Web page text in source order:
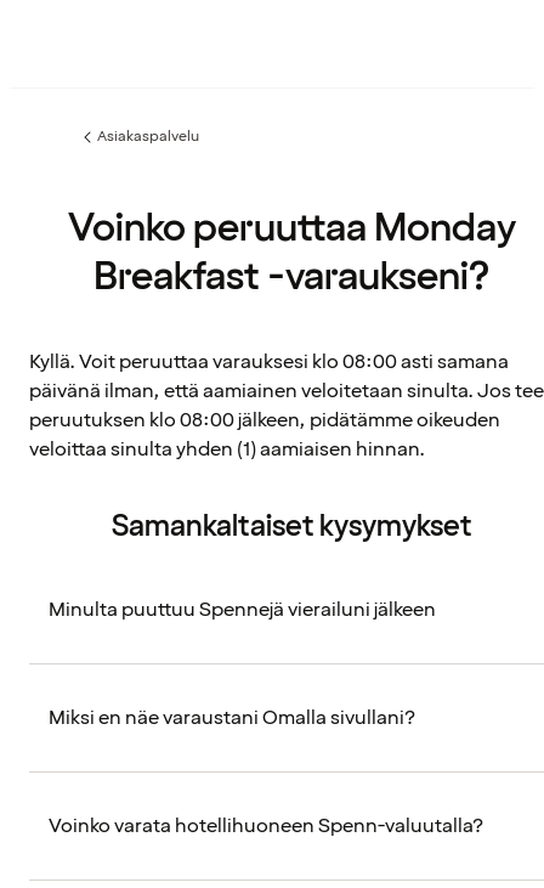
Edellinen
Asiakaspalvelu
Voinko peruuttaa Monday
Breakfast -varaukseni?
Kyllä. Voit peruuttaa varauksesi klo 08:00 asti samana
päivänä ilman, että aamiainen veloitetaan sinulta. Jos
peruutuksen klo 08:00 jälkeen, pidätämme oikeuden
veloittaa sinulta yhden (1) aamiaisen hinnan.
Samankaltaiset kysymykset
Minulta puuttuu Spennejä vierailuni jälkeen
Miksi en näe varaustani Omalla sivullani?
Voinko varata hotellihuoneen Spenn-valuutalla?